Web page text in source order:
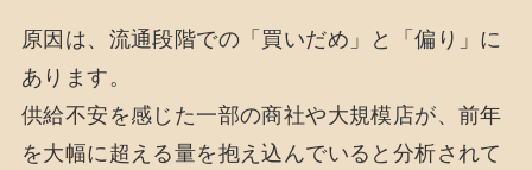
原因は、流通段階での「買いだめ」と「偏り」に
あります。
供給不安を感じた一部の商社や大規模店が、前年
を大幅に超える量を抱え込んでいると分析されて